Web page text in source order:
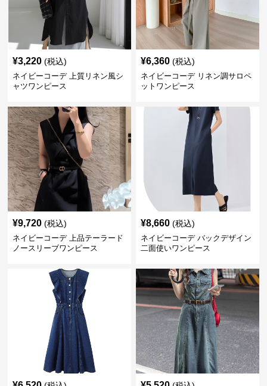
¥3,220 (税込)
ネイビーコーデ 上質リネン風シ
ャツワンピース
¥6,360 (税込)
ネイビーコーデ リネン調サロペ
ットワンピース
¥9,720 (税込)
ネイビーコーデ 上品テーラード
ノースリーブワンピース
¥8,660 (税込)
ネイビーコーデ バックデザイン
二面使いワンピース